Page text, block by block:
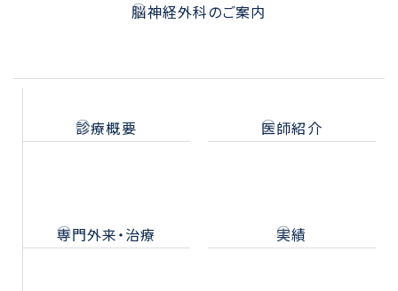
脳神経外科のご案内
診療概要 医師紹介
専門外来・治療 実績